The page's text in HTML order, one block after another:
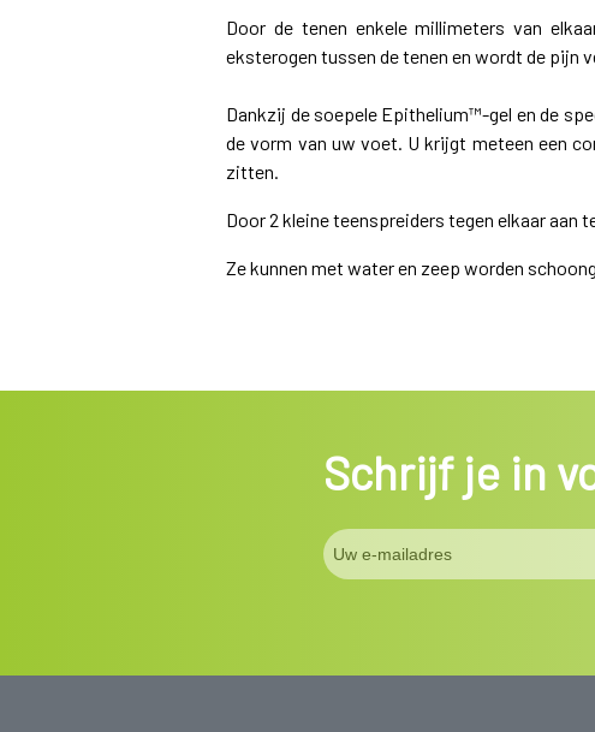
Door de tenen enkele millimeters van
eksterogen tussen de tenen en wordt de pijn
Dankzij de soepele Epithelium™-gel en de
de vorm van uw voet. U krijgt meteen een
zitten.
Door 2 kleine teenspreiders tegen elkaar aan
Ze kunnen met water en zeep worden
Schrijf je in